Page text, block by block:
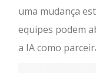
uma mudança
equipes podem
a IA como